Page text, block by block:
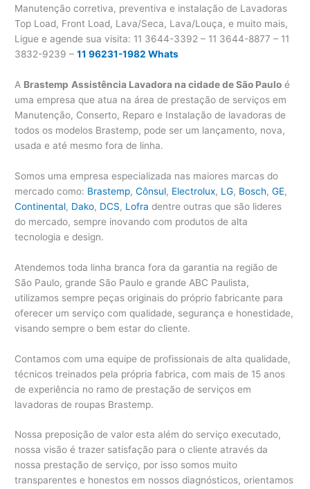
Manutenção corretiva, preventiva e instalação de Lavadoras
Top Load, Front Load, Lava/Seca, Lava/Louça, e muito mais,
Ligue e agende sua visita: 11 3644-3392 – 11 3644-8877 – 11
3832-9239 –11 96231-1982 Whats
A Brastemp Assistência Lavadora na cidade de São Paulo é
uma empresa que atua na área de prestação de serviços em
Manutenção, Conserto, Reparo e Instalação de lavadoras de
todos os modelos Brastemp, pode ser um lançamento, nova,
usada e até mesmo fora de linha.
Somos uma empresa especializada nas maiores marcas do
mercado como: Brastemp,Cônsul, Electrolux, LG, Bosch,GE,
Continental, Dako, DCS, Lofra dentre outras que são lideres
do mercado, sempre inovando com produtos de alta
tecnologia e design.
Atendemos toda linha branca fora da garantia na região de
São Paulo, grande São Paulo e grande ABC Paulista,
utilizamos sempre peças originais do próprio fabricante para
oferecer um serviço com qualidade, segurança e honestidade,
visando sempre o bem estar do cliente.
Contamos com uma equipe de profissionais de alta qualidade,
técnicos treinados pela própria fabrica, com mais de 15 anos
de experiência no ramo de prestação de serviços em
lavadoras de roupas Brastemp.
Nossa preposição de valor esta além do serviço executado,
nossa visão é trazer satisfação para o cliente através da
nossa prestação de serviço, por isso somos muito
transparentes e honestos em nossos diagnósticos, orientamos